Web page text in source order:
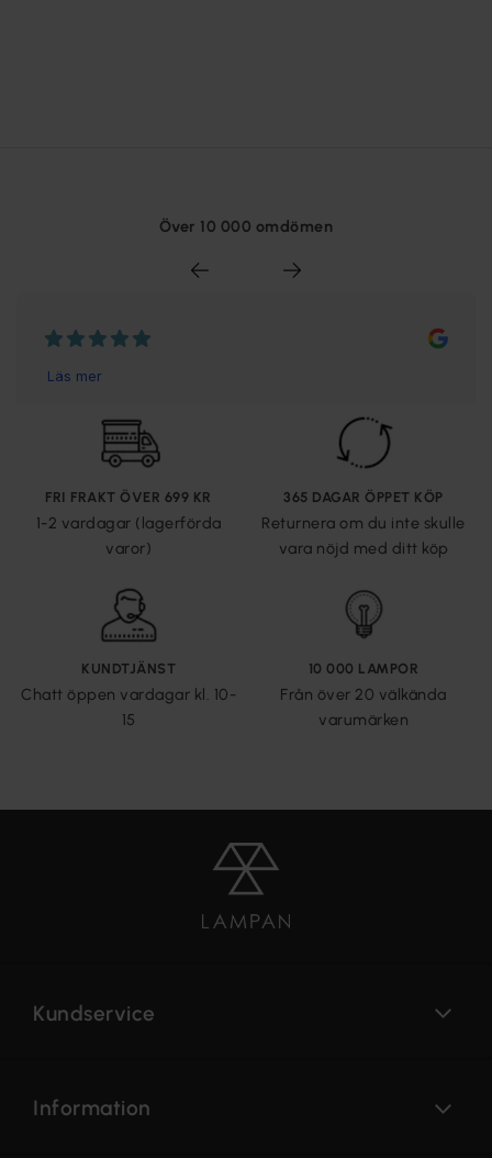
Över 10 000 omdömen
FRI FRAKT ÖVER 699 KR
1-2 vardagar (lagerförda
varor)
365 DAGAR ÖPPET KÖP
Returnera om du inte skulle
vara nöjd med ditt köp
KUNDTJÄNST
Chatt öppen vardagar kl. 10-
15
10 000 LAMPOR
Från över 20 välkända
varumärken
Kundservice
Information